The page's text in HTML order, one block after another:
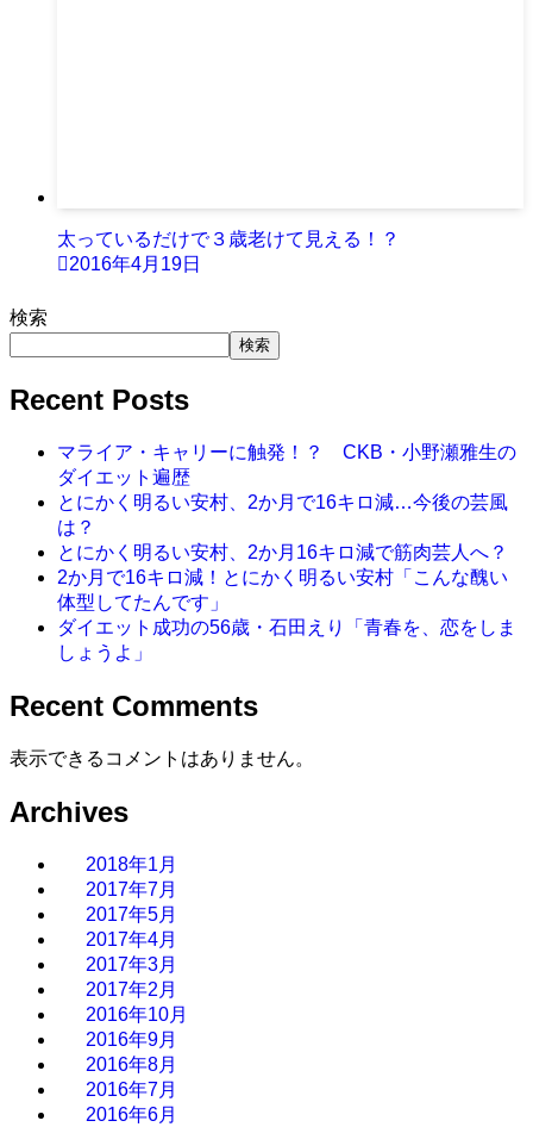
太っているだけで３歳老けて見える！？
2016年4月19日
検索
検索
Recent Posts
マライア・キャリーに触発！？ CKB・小野瀬雅生の
ダイエット遍歴
とにかく明るい安村、2か月で16キロ減…今後の芸風
は？
とにかく明るい安村、2か月16キロ減で筋肉芸人へ？
2か月で16キロ減！とにかく明るい安村「こんな醜い
体型してたんです」
ダイエット成功の56歳・石田えり「青春を、恋をしま
しょうよ」
Recent Comments
表示できるコメントはありません。
Archives
2018年1月
2017年7月
2017年5月
2017年4月
2017年3月
2017年2月
2016年10月
2016年9月
2016年8月
2016年7月
2016年6月